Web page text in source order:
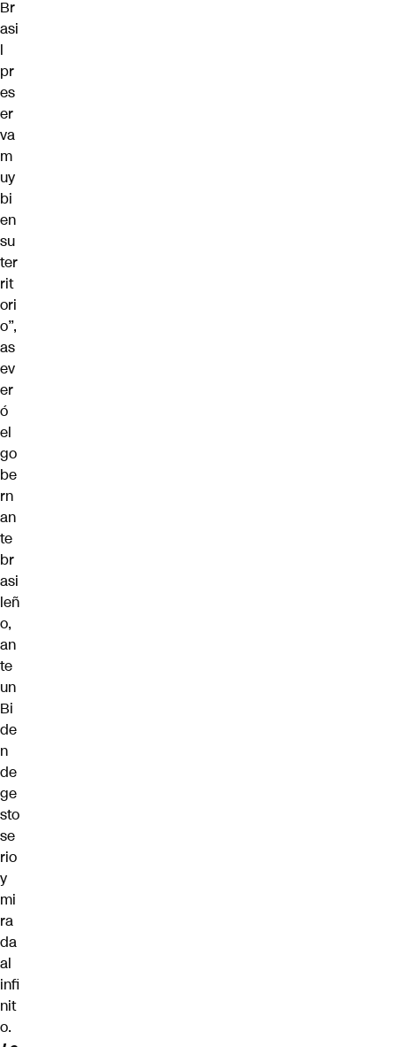
Br
asi
l
pr
es
er
va
m
uy
bi
en
su
ter
rit
ori
o”,
as
ev
er
ó
el
go
be
rn
an
te
br
asi
leñ
o,
an
te
un
Bi
de
n
de
ge
sto
se
rio
y
mi
ra
da
al
infi
nit
o.